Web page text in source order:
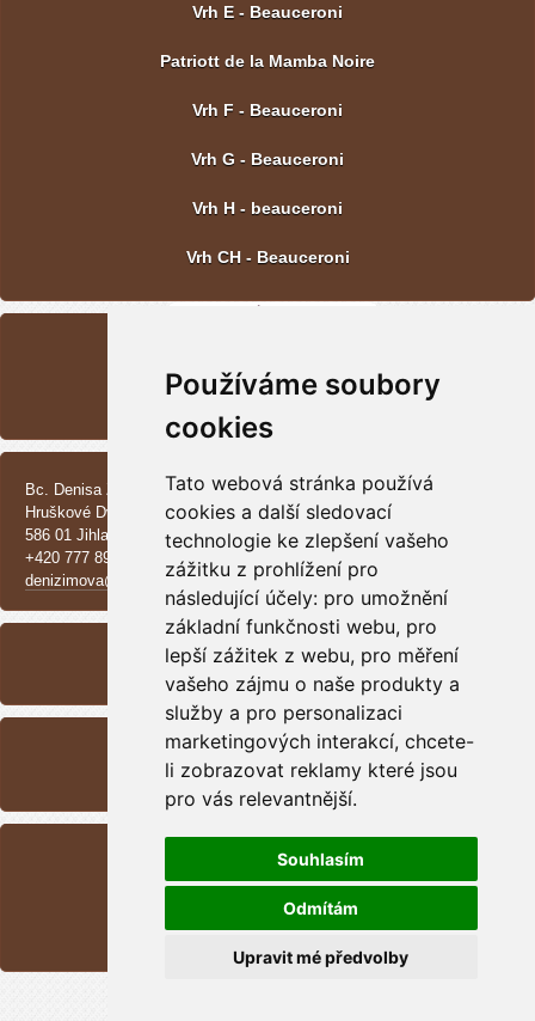
Používáme soubory
cookies
Tato webová stránka používá
cookies a další sledovací
technologie ke zlepšení vašeho
zážitku z prohlížení pro
následující účely: pro umožnění
základní funkčnosti webu, pro
lepší zážitek z webu, pro měření
vašeho zájmu o naše produkty a
služby a pro personalizaci
marketingových interakcí, chcete-
li zobrazovat reklamy které jsou
pro vás relevantnější.
Souhlasím
Odmítám
Upravit mé předvolby
Vrh E - Beauceroni
Patriott de la Mamba Noire
Vrh F - Beauceroni
Vrh G - Beauceroni
Vrh H - beauceroni
Vrh CH - Beauceroni
Bc. Denisa Zimová
Hruškové Dvory 370 E
586 01 Jihlava
+420 777 890 137
denizimova@seznam.cz
ARCHIV
<< září / 2025 >>
RSS
Přehled zdrojů
1700223
Měsíc:
44799
458